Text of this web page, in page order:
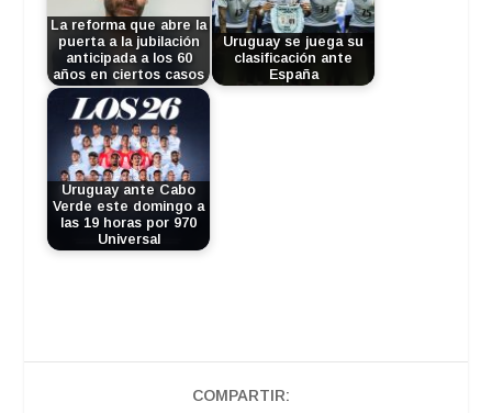
La reforma que abre la
puerta a la jubilación
anticipada a los 60
años en ciertos casos
Uruguay se juega su
clasificación ante
España
Uruguay ante Cabo
Verde este domingo a
las 19 horas por 970
Universal
COMPARTIR: